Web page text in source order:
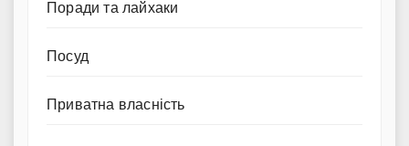
Поради та лайхаки
Посуд
Приватна власність